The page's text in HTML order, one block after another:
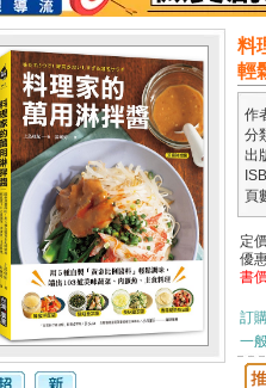
料
輕
作
分
出
頁
定
優
書
訂
一